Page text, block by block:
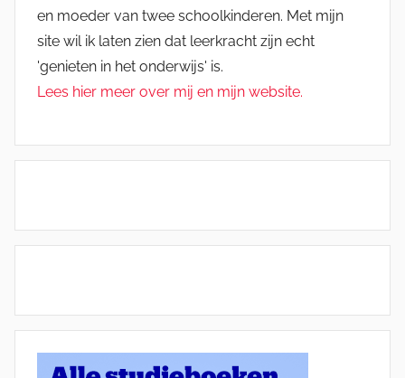
en moeder van twee schoolkinderen. Met mijn
site wil ik laten zien dat leerkracht zijn echt
'genieten in het onderwijs' is.
Lees hier meer over mij en mijn website.